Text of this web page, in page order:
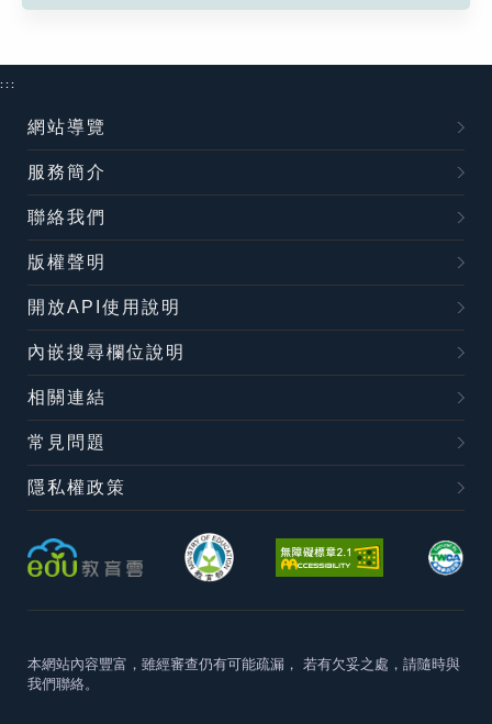
:::
網站導覽
服務簡介
聯絡我們
版權聲明
開放API使用說明
內嵌搜尋欄位說明
相關連結
常見問題
隱私權政策
本網站內容豐富，雖經審查仍有可能疏漏， 若有欠妥之處，請隨時與
我們聯絡。